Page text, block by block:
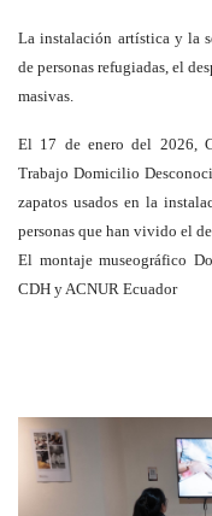
La instalación artística y la
de personas refugiadas, el
masivas.
El 17 de enero del 2026,
Trabajo Domicilio
zapatos usados en la
personas que han vivido el
El montaje museográfico
CDH y ACNUR Ecuador